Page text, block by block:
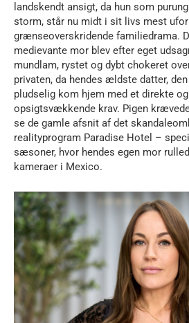
landskendt ansigt, da hun som
storm, står nu midt i sit livs mest
grænseoverskridende familiedrama.
medievante mor blev efter eget
mundlam, rystet og dybt chokeret
privaten, da hendes ældste datter,
pludselig kom hjem med et direkte
opsigtsvækkende krav. Pigen
se de gamle afsnit af det
realityprogram Paradise Hotel –
sæsoner, hvor hendes egen mor
kameraer i Mexico.